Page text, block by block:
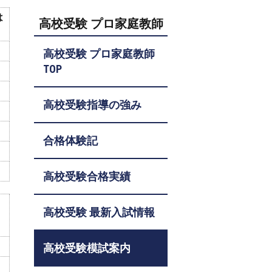
高校受験 プロ家庭教師
高校受験 プロ家庭教師
TOP
高校受験指導の強み
合格体験記
高校受験合格実績
高校受験 最新入試情報
高校受験模試案内